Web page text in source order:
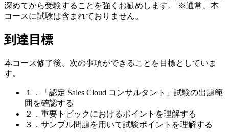
深めてから受験することを強くお勧めします。 ※通常、本
コースに試験は含まれておりません。
到達目標
本コース修了後、次の事項ができることを目標としていま
す。
１．「認定 Sales Cloud コンサルタント」試験の出題範
囲を確認する
２．重要トピックにおけるポイントを理解する
３．サンプル問題を用いて試験ポイントを理解する